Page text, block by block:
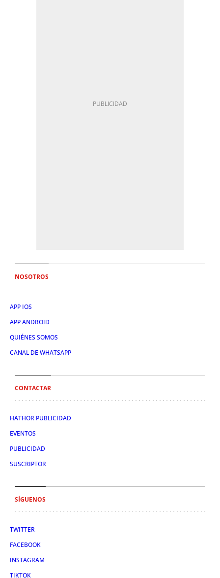
NOSOTROS
APP IOS
APP ANDROID
QUIÉNES SOMOS
CANAL DE WHATSAPP
CONTACTAR
HATHOR PUBLICIDAD
EVENTOS
PUBLICIDAD
SUSCRIPTOR
SÍGUENOS
TWITTER
FACEBOOK
INSTAGRAM
TIKTOK